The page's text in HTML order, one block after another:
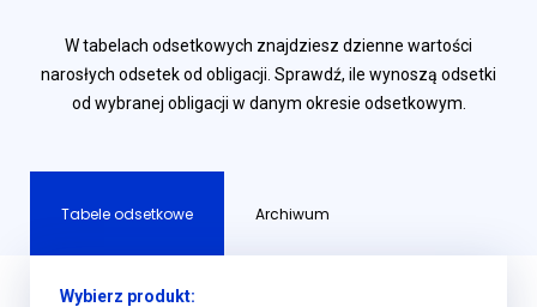
W tabelach odsetkowych znajdziesz dzienne wartości
narosłych odsetek od obligacji. Sprawdź, ile wynoszą odsetki
od wybranej obligacji w danym okresie odsetkowym.
Tabele odsetkowe Archiwum
Wybierz produkt: